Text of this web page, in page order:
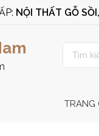
NỘI THẤT GỖ
TRANG